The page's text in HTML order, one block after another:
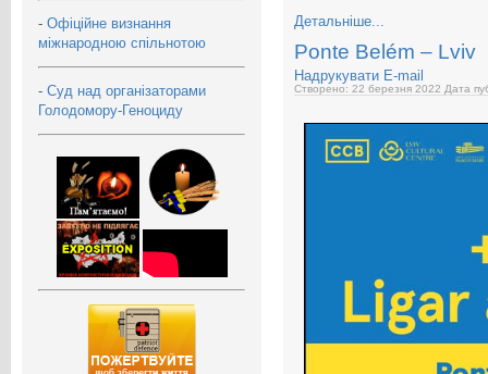
- Офіційне визнання
міжнародною спільнотою
- Суд над організаторами
Голодомору-Геноциду
Детальніше...
Ponte Belém – Lviv
Надрукувати E-mail
Створено: 22 березня 2022 Дата